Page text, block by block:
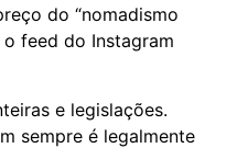
do “nomadismo
feed do Instagram
e legislações.
sempre é legalmente